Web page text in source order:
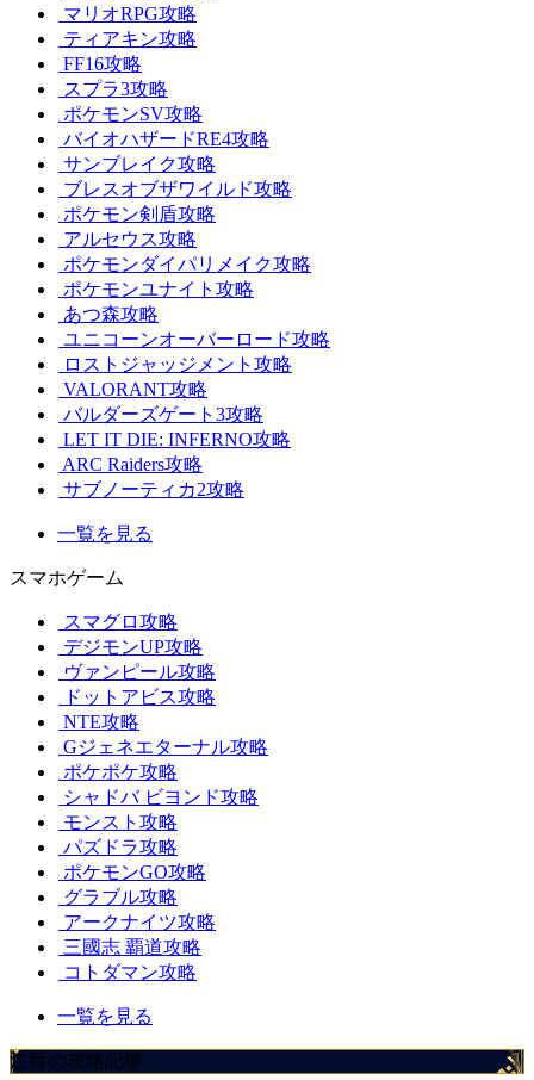
マリオRPG攻略
ティアキン攻略
FF16攻略
スプラ3攻略
ポケモンSV攻略
バイオハザードRE4攻略
サンブレイク攻略
ブレスオブザワイルド攻略
ポケモン剣盾攻略
アルセウス攻略
ポケモンダイパリメイク攻略
ポケモンユナイト攻略
あつ森攻略
ユニコーンオーバーロード攻略
ロストジャッジメント攻略
VALORANT攻略
バルダーズゲート3攻略
LET IT DIE: INFERNO攻略
ARC Raiders攻略
サブノーティカ2攻略
一覧を見る
スマホゲーム
スマグロ攻略
デジモンUP攻略
ヴァンピール攻略
ドットアビス攻略
NTE攻略
Gジェネエターナル攻略
ポケポケ攻略
シャドバ ビヨンド攻略
モンスト攻略
パズドラ攻略
ポケモンGO攻略
グラブル攻略
アークナイツ攻略
三國志 覇道攻略
コトダマン攻略
一覧を見る
注目の攻略記事